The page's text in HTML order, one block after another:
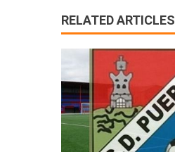
RELATED ARTICLES